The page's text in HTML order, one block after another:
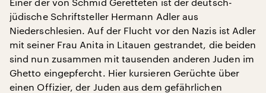
jüdische Schriftsteller Hermann Adler aus
Niederschlesien. Auf der Flucht vor den Nazis ist Adler
mit seiner Frau Anita in Litauen gestrandet, die beiden
sind nun zusammen mit tausenden anderen Juden im
Ghetto eingepfercht. Hier kursieren Gerüchte über
einen Offizier, der Juden aus dem gefährlichen